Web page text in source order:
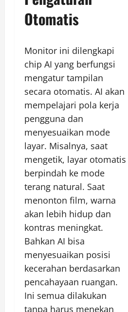
Otomatis
Monitor ini dilengkapi
chip AI yang berfungsi
mengatur tampilan
secara otomatis. AI akan
mempelajari pola kerja
pengguna dan
menyesuaikan mode
layar. Misalnya, saat
mengetik, layar otomatis
berpindah ke mode
terang natural. Saat
menonton film, warna
akan lebih hidup dan
kontras meningkat.
Bahkan AI bisa
menyesuaikan posisi
kecerahan berdasarkan
pencahayaan ruangan.
Ini semua dilakukan
tanpa harus menekan